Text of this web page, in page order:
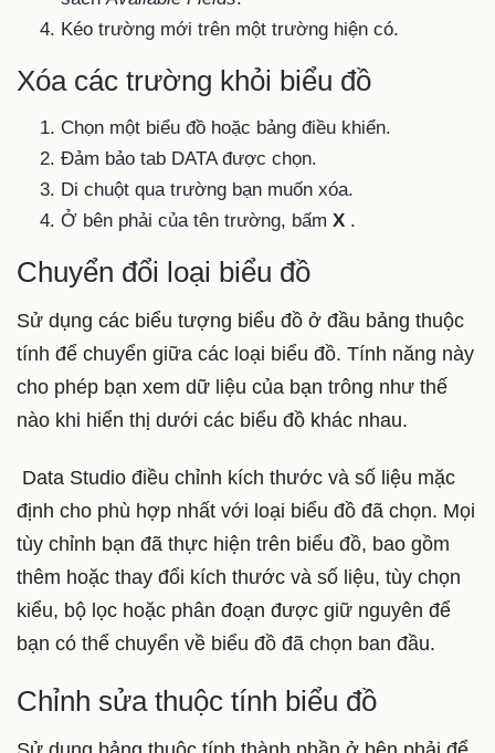
Kéo trường mới trên một trường hiện có.
Xóa các trường khỏi biểu đồ
Chọn một biểu đồ hoặc bảng điều khiển.
Đảm bảo tab DATA được chọn.
Di chuột qua trường bạn muốn xóa.
Ở bên phải của tên trường, bấm X .
Chuyển đổi loại biểu đồ
Sử dụng các biểu tượng biểu đồ ở đầu bảng thuộc
tính để chuyển giữa các loại biểu đồ. Tính năng này
cho phép bạn xem dữ liệu của bạn trông như thế
nào khi hiển thị dưới các biểu đồ khác nhau.
Data Studio điều chỉnh kích thước và số liệu mặc
định cho phù hợp nhất với loại biểu đồ đã chọn. Mọi
tùy chỉnh bạn đã thực hiện trên biểu đồ, bao gồm
thêm hoặc thay đổi kích thước và số liệu, tùy chọn
kiểu, bộ lọc hoặc phân đoạn được giữ nguyên để
bạn có thể chuyển về biểu đồ đã chọn ban đầu.
Chỉnh sửa thuộc tính biểu đồ